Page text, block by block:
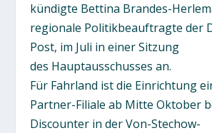
kündigte Bettina Brandes-
regionale Politikbeauftragte der
Post, im Juli in einer Sitzung
des Hauptausschusses an.
Für Fahrland ist die Einrichtung
Partner-Filiale ab Mitte Oktober
Discounter in der Von-Stechow-